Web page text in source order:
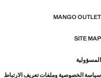
MANGO OUTLET
SITE MAP
المسؤولية
سياسة الخصوصية وملفات تعريف الارتباط